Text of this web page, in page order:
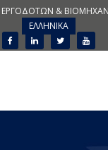
&
ΕΛΛΗΝΙΚΑ